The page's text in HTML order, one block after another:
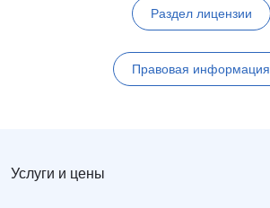
Раздел лицензии
Правовая информация
Услуги и цены